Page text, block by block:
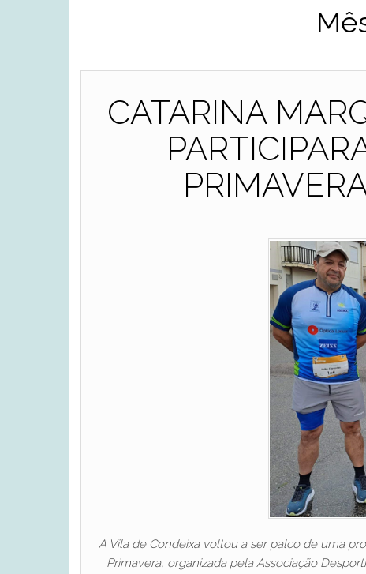
CATARINA
A Vila de Condeixa voltou a ser palco de uma
Primavera, organizada pela Associação